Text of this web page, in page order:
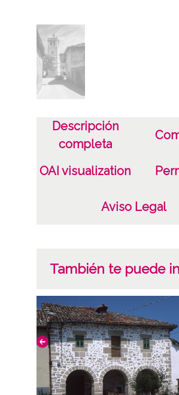
Descripción
completa
OAI visualization
Aviso Legal
También te puede